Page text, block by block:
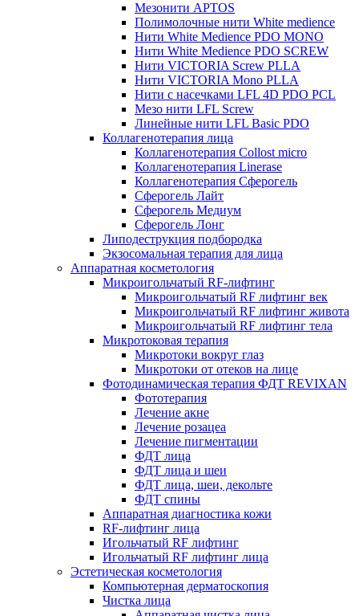
Мезонити APTOS
Полимолочные нити White medience
Нити White Medience PDO MONO
Нити White Medience PDO SCREW
Нити VICTORIA Screw PLLA
Нити VICTORIA Mono PLLA
Нити с насечками LFL 4D PDO PCL
Мезо нити LFL Screw
Линейные нити LFL Basic PDO
Коллагенотерапия лица
Коллагенотерапия Collost micro
Коллагенотерапия Linerase
Коллагенотерапия Сферогель
Сферогель Лайт
Сферогель Медиум
Сферогель Лонг
Липодеструкция подбородка
Экзосомальная терапия для лица
Аппаратная косметология
Микроигольчатый RF-лифтинг
Микроигольчатый RF лифтинг век
Микроигольчатый RF лифтинг живота
Микроигольчатый RF лифтинг тела
Микротоковая терапия
Микротоки вокруг глаз
Микротоки от отеков на лице
Фотодинамическая терапия ФДТ REVIXAN
Фототерапия
Лечение акне
Лечение розацеа
Лечение пигментации
ФДТ лица
ФДТ лица и шеи
ФДТ лица, шеи, декольте
ФДТ спины
Аппаратная диагностика кожи
RF-лифтинг лица
Игольчатый RF лифтинг
Игольчатый RF лифтинг лица
Эстетическая косметология
Компьютерная дерматоскопия
Чистка лица